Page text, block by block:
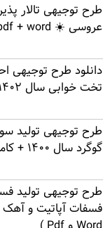
طرح توجیهی تالار
عروسی ☀️ pdf + word
تخت خوابی سال 1402( pdf + word )
طرح توجیهی تولید
گوگرد سال 1400 + کامفار ( Word و Pdf )
طرح توجیهی تولید